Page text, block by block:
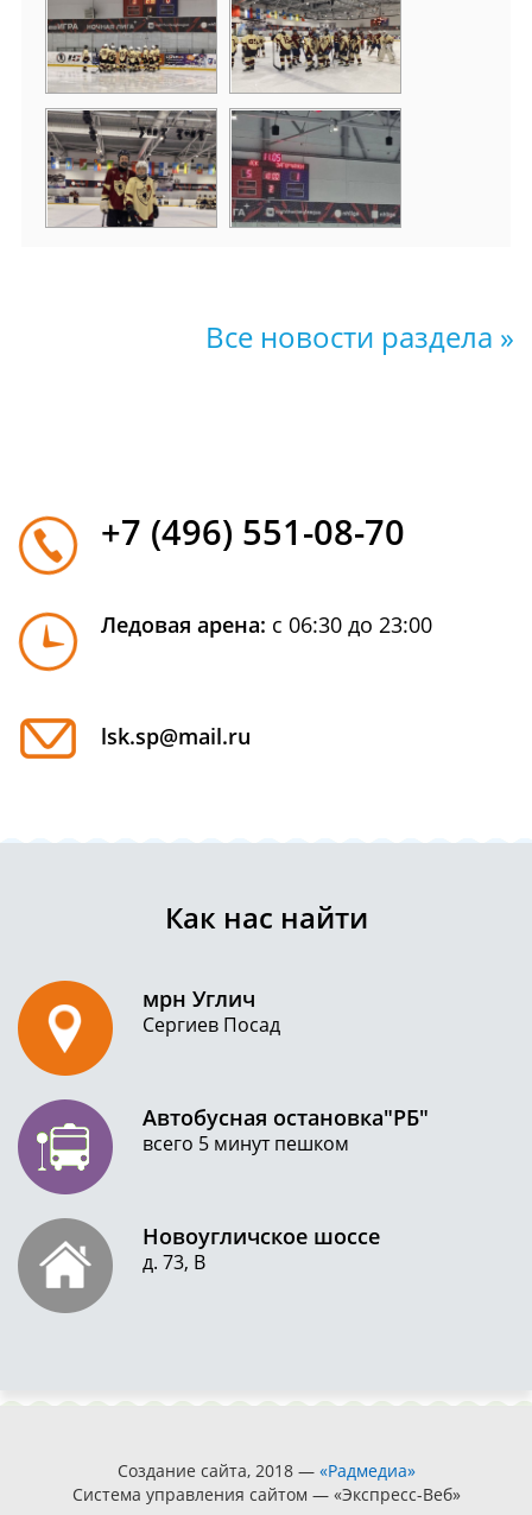
Все новости раздела »
+7 (496) 551-08-70
Ледовая арена: с 06:30 до 23:00
lsk.sp@mail.ru
Как нас найти
мрн Углич
Сергиев Посад
Автобусная остановка"РБ"
всего 5 минут пешком
Новоугличское шоссе
д. 73, В
Создание сайта, 2018 — «Радмедиа»
Система управления сайтом — «Экспресс-Веб»